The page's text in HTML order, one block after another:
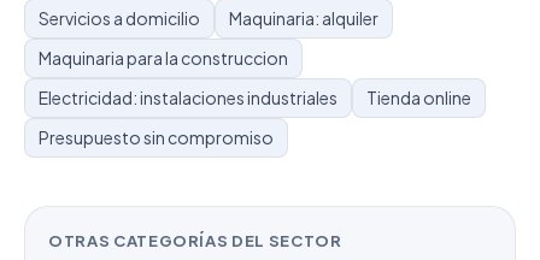
Servicios a domicilio
Maquinaria: alquiler
Maquinaria para la construccion
Electricidad: instalaciones industriales
Tienda online
Presupuesto sin compromiso
OTRAS CATEGORÍAS DEL SECTOR